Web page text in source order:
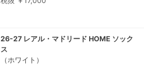
26-27 レアル・マドリード HOME ソック
ス
（ホワイト）